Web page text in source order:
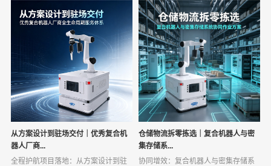
从方案设计到驻场交付｜优秀复合机
器人厂商...
全程护航项目落地：从方案设计到驻
仓储物流拆零拣选｜复合机器人与密
集存储系...
协同增效：复合机器人与密集存储系